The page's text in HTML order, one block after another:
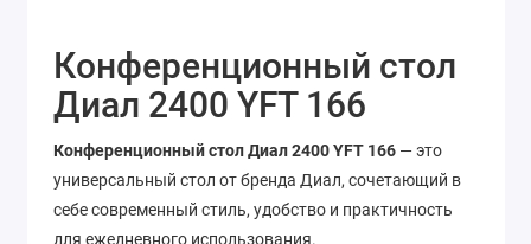
Конференционный стол
Диал 2400 YFT 166
Конференционный стол Диал 2400 YFT 166 — это
универсальный стол от бренда Диал, сочетающий в
себе современный стиль, удобство и практичность
для ежедневного использования.